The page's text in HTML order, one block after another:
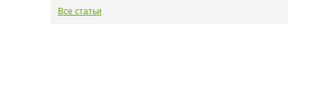
Все статьи